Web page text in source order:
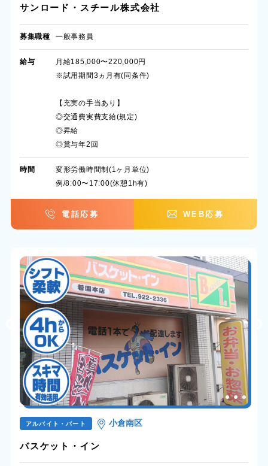
サンロード・スチール株式会社
募集職種 一般事務員
給与
月給185,000〜220,000円
※試用期間3ヵ月有(同条件)
【充実の手当あり】
◎交通費実費支給(規定)
◎昇給
◎賞与年2回
時間
変形労働時間制(1ヶ月単位)
例/8:00〜17:00(休憩1h有)
電話応募 WEB応募
アルバイト・パート 小倉南区
バスケット・イン